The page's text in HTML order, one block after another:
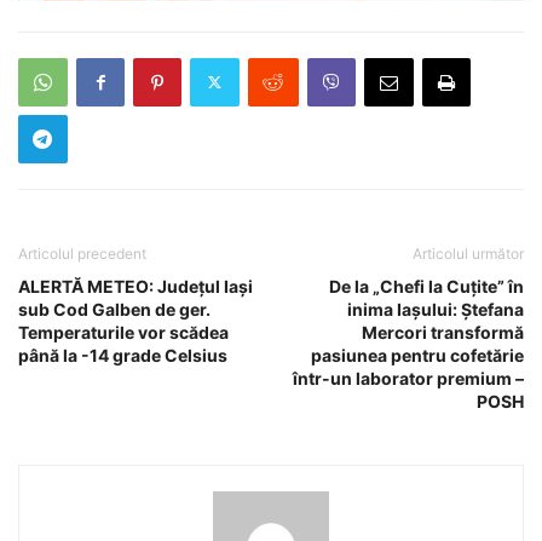
Articolul precedent
ALERTĂ METEO: Județul Iași
sub Cod Galben de ger.
Temperaturile vor scădea
până la -14 grade Celsius
Articolul următor
De la „Chefi la Cuțite” în
inima Iașului: Ștefana
Mercori transformă
pasiunea pentru cofetărie
într-un laborator premium –
POSH